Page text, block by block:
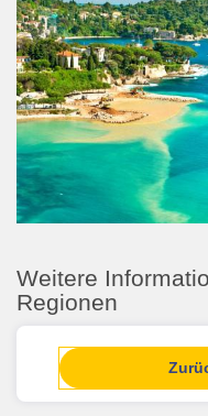
Weitere
Regionen